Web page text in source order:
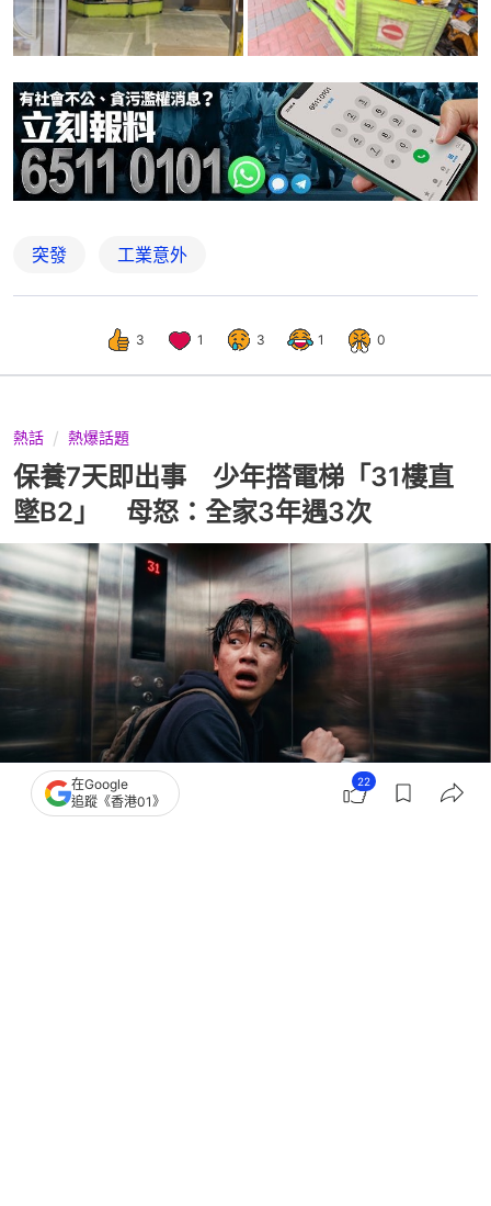
突發 工業意外
3 1 3 1 0
熱話 熱爆話題
保養7天即出事 少年搭電梯「31樓直
墜B2」 母怒：全家3年遇3次
在Google
追蹤《香港01》
22